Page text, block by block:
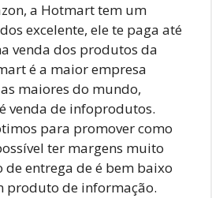
a Hotmart tem um
excelente, ele te paga até
venda dos produtos da
é a maior empresa
maiores do mundo,
venda de infoprodutos.
para promover como
ter margens muito
de entrega de é bem baixo
produto de informação.